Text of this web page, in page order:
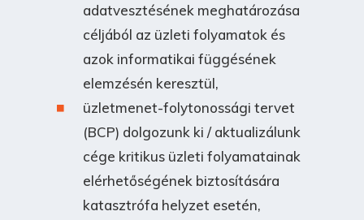
adatvesztésének meghatározása
céljából az üzleti folyamatok és
azok informatikai függésének
elemzésén keresztül,
üzletmenet-folytonossági tervet
(BCP) dolgozunk ki / aktualizálunk
cége kritikus üzleti folyamatainak
elérhetőségének biztosítására
katasztrófa helyzet esetén,